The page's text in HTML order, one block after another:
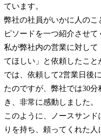
ています。
弊社の社員がいかに人の
ピソードを一つ紹介させて
私が弊社内の営業に対し
てほしい」と依頼したこ
では、依頼して2営業日後
たのですが、弊社では30
き、非常に感動しました。
このように、ノースサン
りを持ち、頼ってくれた